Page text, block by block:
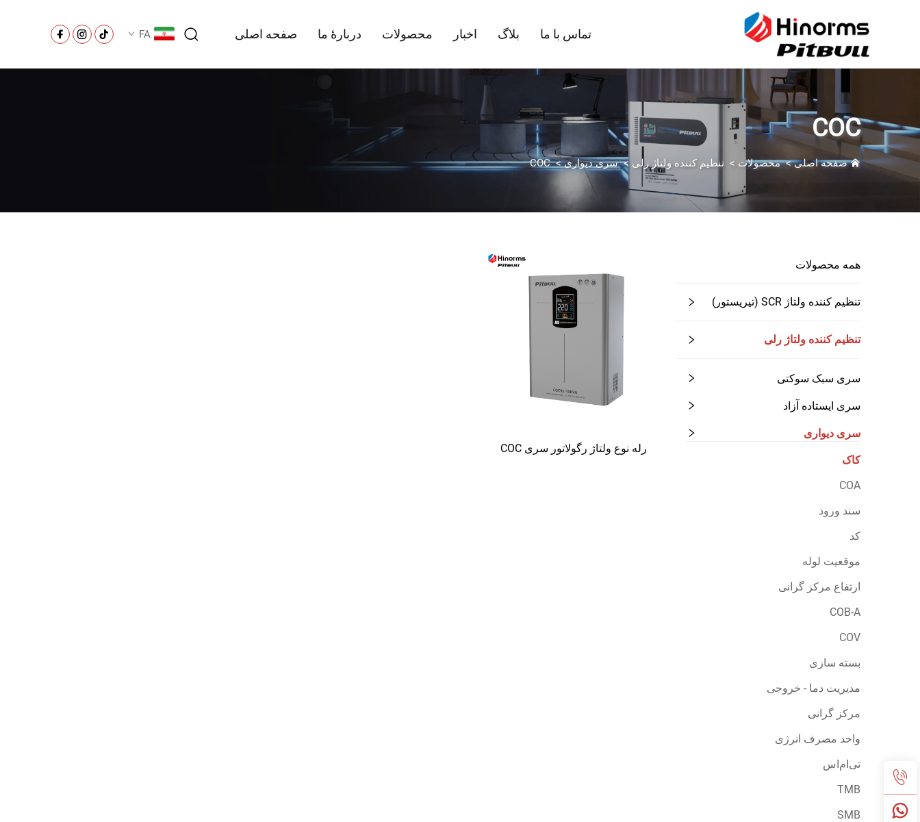
صفحه اصلی دربارهٔ ما محصولات اخبار بلاگ تماس با ما FA
COC
صفحه اصلی>محصولات > تنظیم کننده ولتاژ رلی >سری دیواری>
COC
همه محصولات
تنظیم کننده ولتاژ SCR (تیریستور)
تنظیم کننده ولتاژ رلی
سری سبک سوکتی
سری ایستاده آزاد
سری دیواری
کاک
COA
سند ورود
کد
موقعیت لوله
ارتفاع مرکز گرانی
COB-A
COV
بسته سازی
مدیریت دما - خروجی
مرکز گرانی
واحد مصرف انرژی
تی‌ام‌اس
TMB
SMB
رله نوع ولتاژ رگولاتور سری COC